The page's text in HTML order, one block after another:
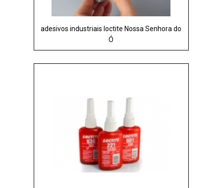
adesivos industriais loctite Nossa Senhora do
Ó